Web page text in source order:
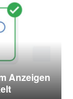
Anzeigen